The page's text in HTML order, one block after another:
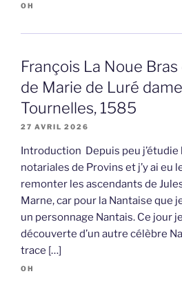
OH
François La Noue
de Marie de Luré
Tournelles, 1585
27 AVRIL 2026
Introduction Depuis peu j’étudie
notariales de Provins et j’y ai eu
remonter les ascendants de
Marne, car pour la Nantaise que
un personnage Nantais. Ce jour
découverte d’un autre célèbre
trace […]
OH